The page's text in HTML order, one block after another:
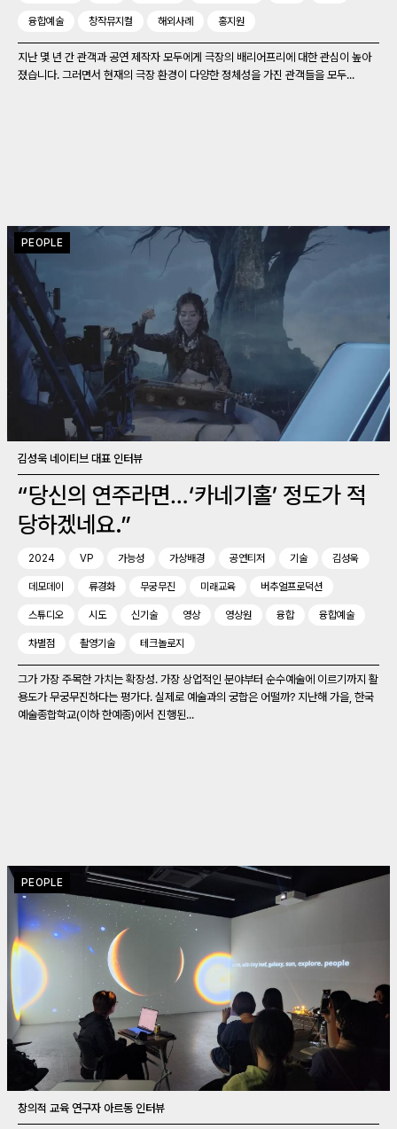
융합예술 창작뮤지컬 해외사례 홍지원
지난 몇 년 간 관객과 공연 제작자 모두에게 극장의 배리어프리에 대한 관심이 높아
졌습니다. 그러면서 현재의 극장 환경이 다양한 정체성을 가진 관객들을 모두...
PEOPLE
김성욱 네이티브 대표 인터뷰
“당신의 연주라면…‘카네기홀’ 정도가 적
당하겠네요.”
2024 VP 가능성 가상배경 공연티저 기술 김성욱
데모데이 류경화 무궁무진 미래교육 버추얼프로덕션
스튜디오 시도 신기술 영상 영상원 융합 융합예술
차별점 촬영기술 테크놀로지
그가 가장 주목한 가치는 확장성. 가장 상업적인 분야부터 순수예술에 이르기까지 활
용도가 무궁무진하다는 평가다. 실제로 예술과의 궁합은 어떨까? 지난해 가을, 한국
예술종합학교(이하 한예종)에서 진행된...
PEOPLE
창의적 교육 연구자 아르동 인터뷰